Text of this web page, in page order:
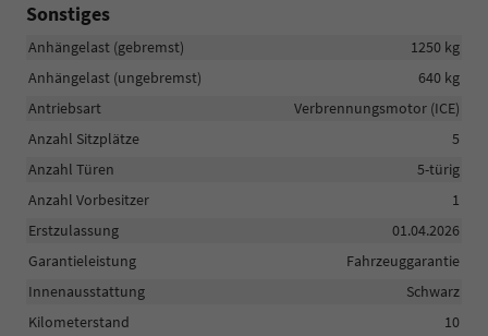
Sonstiges
Anhängelast (gebremst)
1250 kg
Anhängelast (ungebremst)
640 kg
Antriebsart
Verbrennungsmotor (ICE)
Anzahl Sitzplätze
5
Anzahl Türen
5-türig
Anzahl Vorbesitzer
1
Erstzulassung
01.04.2026
Garantieleistung
Fahrzeuggarantie
Innenausstattung
Schwarz
Kilometerstand
10